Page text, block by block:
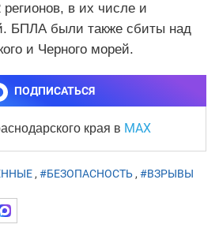
в их числе и
БПЛА были также сбиты над
и Черного морей.
ПОДПИСАТЬСЯ
края в MAX
, #БЕЗОПАСНОСТЬ, #ВЗРЫВЫ